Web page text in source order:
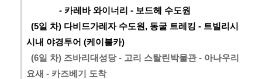
              - 카레바 와이너리 - 보드헤 수도원
(5일 차) 다비드가레자 수도원, 동굴 트레킹 - 트빌리시
시내 야경투어 (케이블카)
(6일 차) 즈바리대성당 - 고리 스탈린박물관 - 아나우리
요새 - 카즈베기 도착